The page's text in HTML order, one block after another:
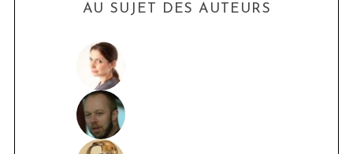
AU SUJET DES AUTEURS